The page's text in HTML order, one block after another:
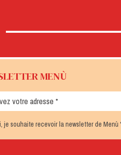
MENÙ
je souhaite recevoir la newsletter de Menù